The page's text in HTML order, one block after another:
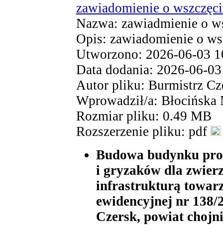
zawiadomienie o
Nazwa: zawiadmienie o
Opis: zawiadomienie o
Utworzono: 2026-06-03
Data dodania: 2026-06-
Autor pliku: Burmistrz
Wprowadził/a: Błocińska
Rozmiar pliku: 0.49 MB
Rozszerzenie pliku: pdf
Budowa budynku
i gryzaków dla
infrastrukturą
ewidencyjnej nr 138/
Czersk, powiat